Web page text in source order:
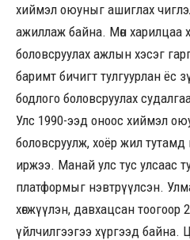
хиймэл оюуныг ашиглах
ажиллаж байна. Мөн харилцаа
боловсруулах ажлын хэсэг
баримт бичигт тулгуурлан ёс
бодлого боловсруулах
Улс 1990-ээд оноос хиймэл
боловсруулж, хоёр жил тутамд
иржээ. Манай улс тус улсаас
платформыг нэвтрүүлсэн.
хөгжүүлэн, давхацсан тоогоор
үйлчилгээгээ хүргээд байна.